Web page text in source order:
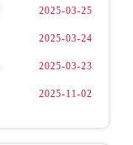
四川省眉山市东坡区三苏路售后服务中心（需提前预约）
2025-03-25
2025-03-24
2025-03-23
2025-11-02